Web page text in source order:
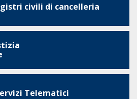
civili di cancelleria
Telematici